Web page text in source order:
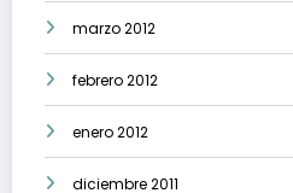
marzo 2012
febrero 2012
enero 2012
diciembre 2011